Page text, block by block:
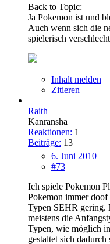
Back to Topic:
Ja Pokemon ist und
Auch wenn sich die
spielerisch
Inhalt melden
Zitieren
Raith
Kanransha
Reaktionen: 1
Beiträge: 13
6. Juni 2010
#73
Ich spiele Pokemon
Pokemon immer
Typen SEHR gering.
meistens die
Typen, wie möglich
gestaltet sich